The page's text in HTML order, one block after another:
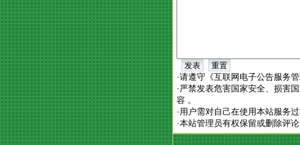
·请遵守《互联网电子公告服务
·严禁发表危害国家安全、损害
容 。
·用户需对自己在使用本站服务
·本站管理员有权保留或删除评论